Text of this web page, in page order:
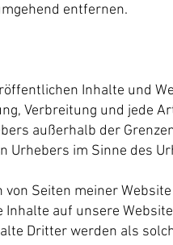
entfernen.
Inhalte und
Verbreitung und jede
außerhalb der
Urhebers im Sinne des
von Seiten meiner
Inhalte auf unsere
Dritter werden als